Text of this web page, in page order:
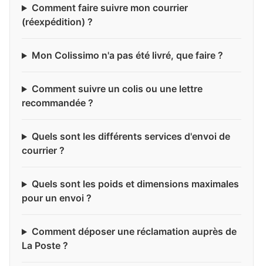
Comment faire suivre mon courrier
(réexpédition) ?
Mon Colissimo n'a pas été livré, que faire ?
Comment suivre un colis ou une lettre
recommandée ?
Quels sont les différents services d'envoi de
courrier ?
Quels sont les poids et dimensions maximales
pour un envoi ?
Comment déposer une réclamation auprès de
La Poste ?